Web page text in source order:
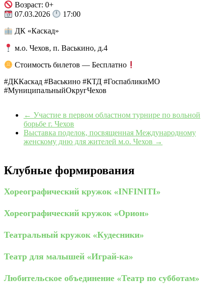
Возраст: 0+
07.03.2026
17:00
ДК «Каскад»
м.о. Чехов, п. Васькино, д.4
Стоимость билетов — Бесплатно
#ДККаскад #Васькино #КТД #ГоспабликиМО
#МуниципальныйОкругЧехов
← Участие в первом областном турнире по вольной
борьбе г. Чехов
Выставка поделок, посвященная Международному
женскому дню для жителей м.о. Чехов →
Клубные формирования
Хореографический кружок «INFINITI»
Хореографический кружок «Орион»
Театральный кружок «Кудесники»
Театр для малышей «Играй-ка»
Любительское объединение «Театр по субботам»